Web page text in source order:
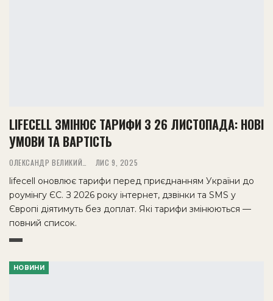
LIFECELL ЗМІНЮЄ ТАРИФИ З 26 ЛИСТОПАДА: НОВІ
УМОВИ ТА ВАРТІСТЬ
ЛИС 9, 2025
lifecell оновлює тарифи перед приєднанням України до
роумінгу ЄС. З 2026 року інтернет, дзвінки та SMS у
Європі діятимуть без доплат. Які тарифи змінюються —
повний список.
НОВИНИ